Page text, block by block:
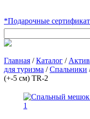
*Подарочные
Главная /Каталог /
для туризма /Спальники
(+-5 см) TR-2